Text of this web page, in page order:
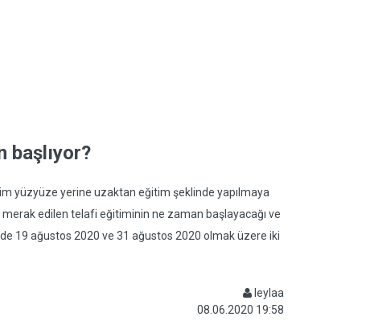
başlıyor?
yüzyüze yerine uzaktan eğitim şeklinde yapılmaya
edilen telafi eğitiminin ne zaman başlayacağı ve
19 ağustos 2020 ve 31 ağustos 2020 olmak üzere iki
leylaa
08.06.2020 19:58